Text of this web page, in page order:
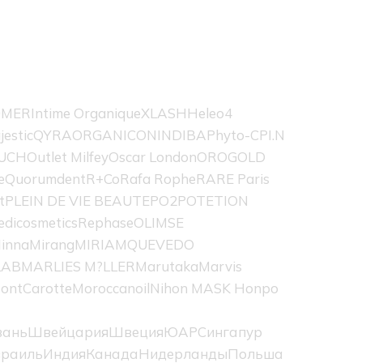
Intime OrganiqueXLASHHeleo4
QYRAORGANICONINDIBAPhyto-CPI.N
Outlet MilfeyOscar LondonOROGOLD
QuorumdentR+CoRafa RopheRARE Paris
PLEIN DE VIE BEAUTEPO2POTETION
RephaseOLIMSE
MirangMIRIAMQUEVEDO
MARLIES M?LLERMarutakaMarvis
MoroccanoilNihon MASK Honpo
ШвейцарияШвецияЮАРСингапур
ИндияКанадаНидерландыПольша